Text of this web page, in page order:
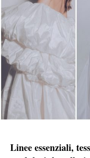
Linee essenziali,